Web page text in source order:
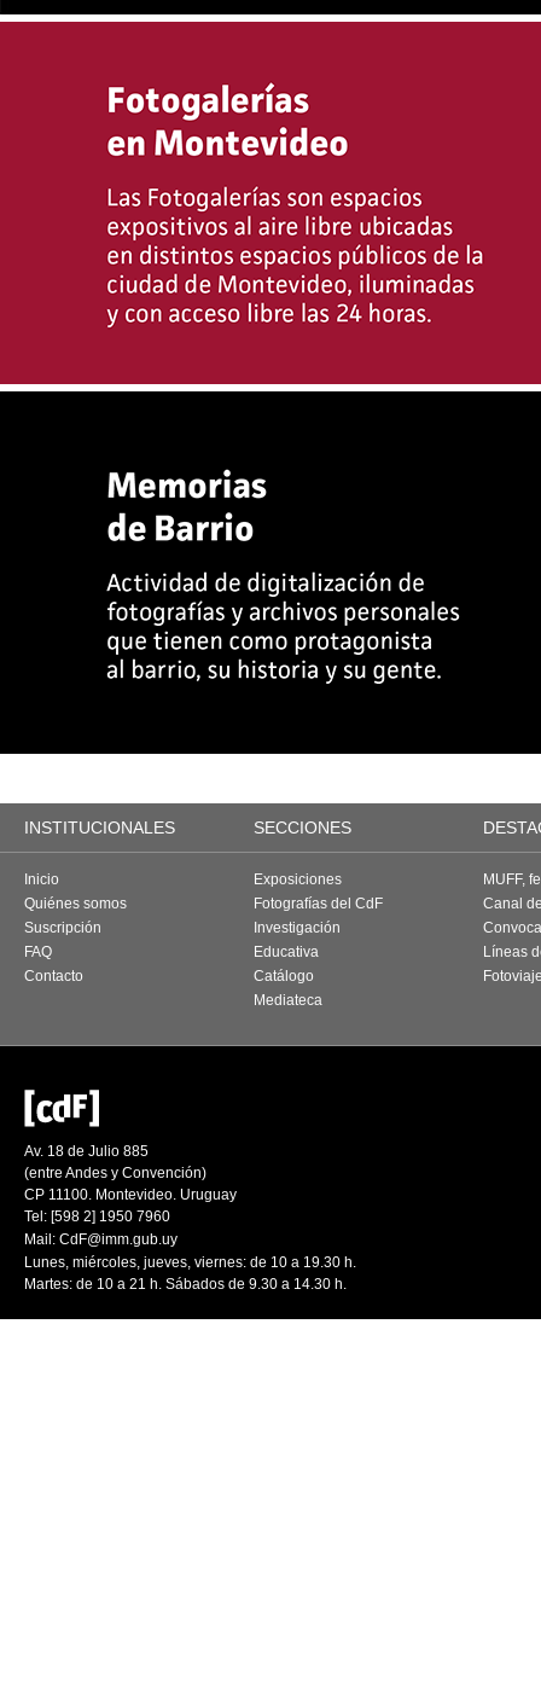
INSTITUCIONALES SECCIONES
Inicio
Quiénes somos
Suscripción
FAQ
Contacto
Exposiciones
Fotografías del CdF
Investigación
Educativa
Catálogo
Mediateca
MUFF,
Canal
Líneas
Av. 18 de Julio 885
(entre Andes y Convención)
CP 11100. Montevideo. Uruguay
Tel: [598 2] 1950 7960
Mail: CdF@imm.gub.uy
Lunes, miércoles, jueves, viernes: de 10 a 19.30 h.
Martes: de 10 a 21 h. Sábados de 9.30 a 14.30 h.